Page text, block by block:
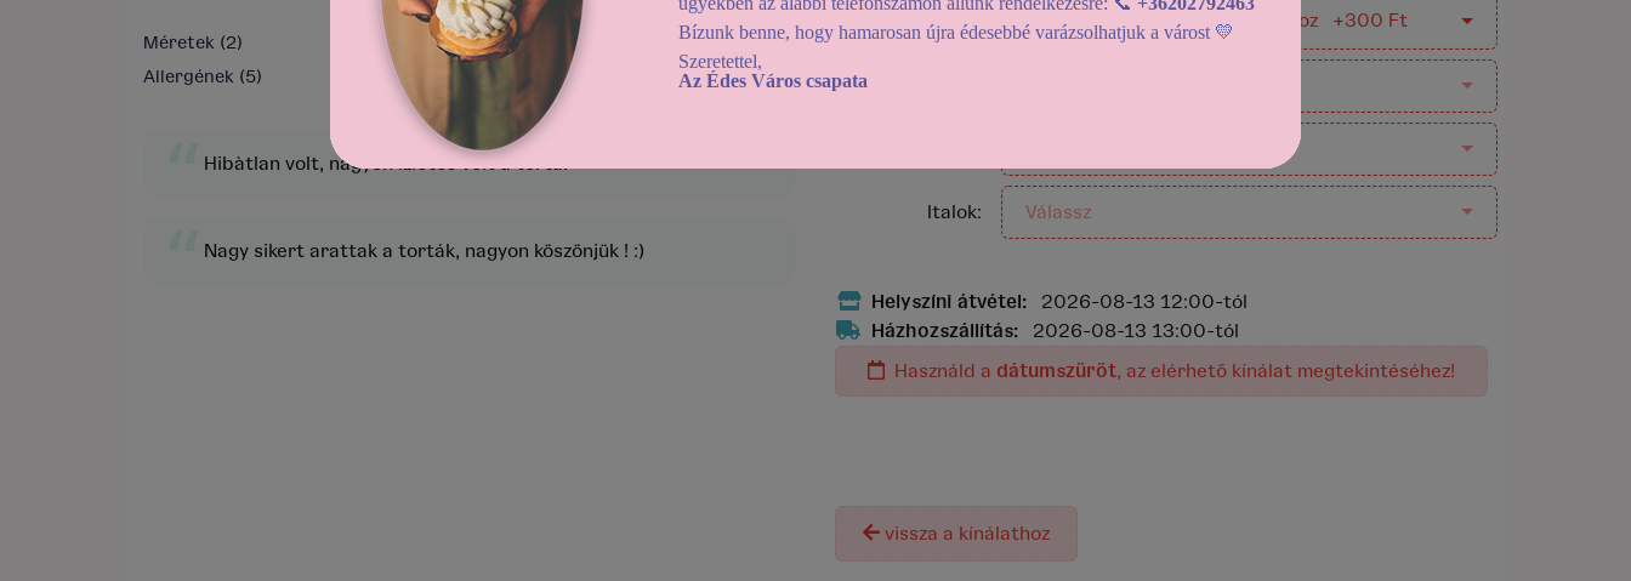
Doboz: Édes Város Tortadoboz +300 Ft
Italok: Válassz
Helyszíni átvétel:
2026-08-13 12:00-tól
Házhozszállítás:
2026-08-13 13:00-tól
Használd a dátumszűrőt, az elérhető kínálat megtekintéséhez!
vissza a kínálathoz
Méretek (2)
Allergének (5)
Hibàtlan volt, nagyon ízletes volt a torta!
Nagy sikert arattak a torták, nagyon köszönjük ! :)
Bízunk benne, hogy hamarosan újra édesebbé varázsolhatjuk a várost 💛
Szeretettel,
Az Édes Város csapata